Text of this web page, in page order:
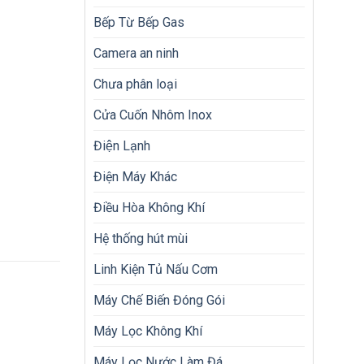
Bếp Từ Bếp Gas
Camera an ninh
Chưa phân loại
Cửa Cuốn Nhôm Inox
Điện Lạnh
Điện Máy Khác
Điều Hòa Không Khí
Hệ thống hút mùi
Linh Kiện Tủ Nấu Cơm
Máy Chế Biến Đóng Gói
Máy Lọc Không Khí